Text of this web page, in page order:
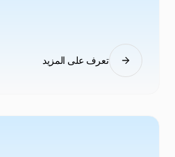
تعرف على المزيد